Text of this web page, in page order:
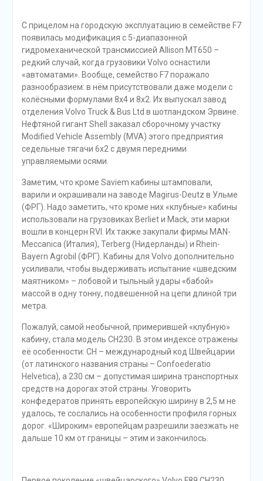
С прицелом на городскую эксплуатацию в семействе F7
появилась модификация с 5-диапазонной
гидромеханической трансмиссией Allison MT650 –
редкий случай, когда грузовики Volvo оснастили
«автоматами». Вообще, семейство F7 поражало
разнообразием: в нём присутствовали даже модели с
колёсными формулами 8х4 и 8х2. Их выпускал завод
отделения Volvo Truck & Bus Ltd в шотландском Эрвине.
Нефтяной гигант Shell заказал сборочному участку
Modified Vehicle Assembly (MVA) этого предприятия
седельные тягачи 6х2 с двумя передними
управляемыми осями.
Заметим, что кроме Saviem кабины штамповали,
варили и окрашивали на заводе Magirus-Deutz в Ульме
(ФРГ). Надо заметить, что кроме них «клубные» кабины
использовали на грузовиках Berliet и Mack, эти марки
вошли в концерн RVI. Их также закупали фирмы MAN-
Meccanica (Италия), Terberg (Нидерланды) и Rhein-
Bayern Agrobil (ФРГ). Кабины для Volvo дополнительно
усиливали, чтобы выдерживать испытание «шведским
маятником» – лобовой и тыльный удары «бабой»
массой в одну тонну, подвешенной на цепи длиной три
метра.
Пожалуй, самой необычной, примерившей «клубную»
кабину, стала модель CH230. В этом индексе отражены
её особенности: CH – международный код Швейцарии
(от латинского названия страны – Confoederatio
Helvetica), а 230 см – допустимая ширина транспортных
средств на дорогах этой страны. Уговорить
конфедератов принять европейскую ширину в 2,5 м не
удалось, те сослались на особенности профиля горных
дорог. «Широким» европейцам разрешили заезжать не
дальше 10 км от границы – этим и закончилось.